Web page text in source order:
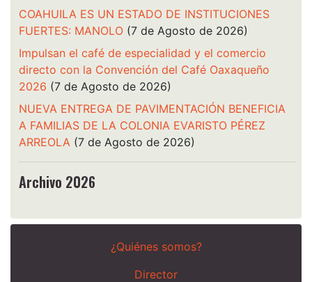
COAHUILA ES UN ESTADO DE INSTITUCIONES
FUERTES: MANOLO (7 de Agosto de 2026)
Impulsan el café de especialidad y el comercio
directo con la Convención del Café Oaxaqueño
2026 (7 de Agosto de 2026)
NUEVA ENTREGA DE PAVIMENTACIÓN BENEFICIA
A FAMILIAS DE LA COLONIA EVARISTO PÉREZ
ARREOLA (7 de Agosto de 2026)
Archivo 2026
¿Quiénes somos?
Director